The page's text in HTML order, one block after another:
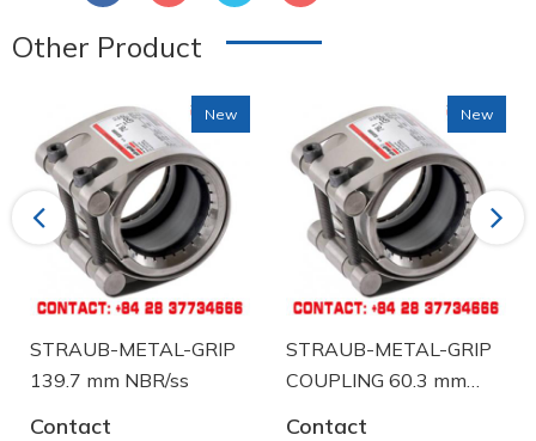
Other Product
Previous
New
STRAUB-METAL-GRIP
139.7 mm NBR/ss
Contact
New
STRAUB-METAL-GRIP
COUPLING 60.3 mm
Contact
Next